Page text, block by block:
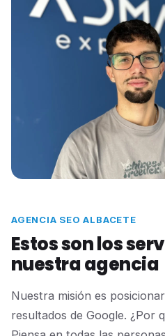
AGENCIA SEO ALBACETE
Estos son los
nuestra agencia
Nuestra misión es
resultados de Google. ¿Por